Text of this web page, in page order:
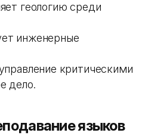
геологию среди
инженерные
критическими
дело.
языков